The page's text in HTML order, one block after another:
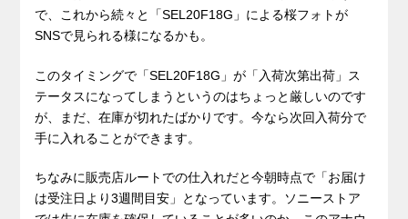
で、これから続々と「SEL20F18G」による桜フォトが
SNSで見られる様になるかも。
このタイミングで「SEL20F18G」が「入荷次第出荷」ス
テータスになってしまうというのはちょっと厳しいのです
が、まだ、在庫が切れたばかりです。今なら次回入荷分で
手に入れることができます。
ちなみに販売店ルートでの仕入れだと今朝時点で「お届け
は受注日より3週間目安」となっています。ソニーストア